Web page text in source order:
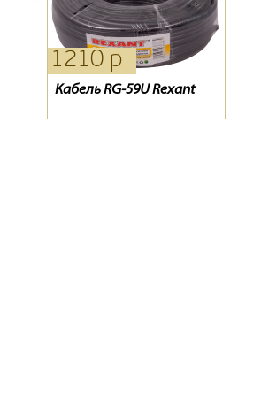
1210 р
Кабель RG-59U Rexant
13750 р
Комплект Триколор Full
1750 р
D-Сolor 1301HD